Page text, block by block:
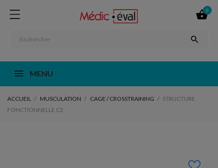

0

MENU
ACCUEIL MUSCULATION CAGE / CROSSTRAINING
STRUCTURE
FONCTIONNELLE C2